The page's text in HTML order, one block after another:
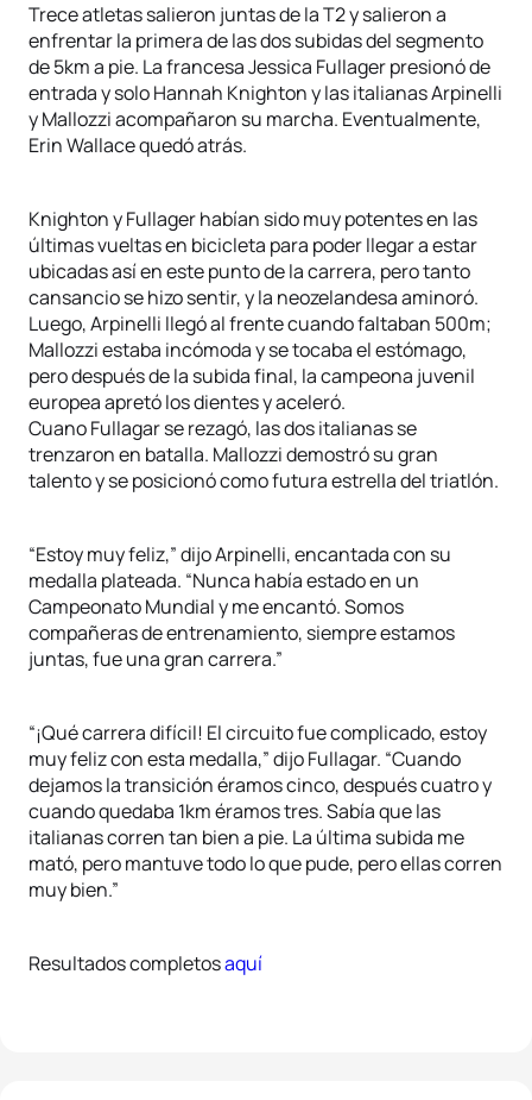
Trece atletas salieron juntas de la T2 y salieron a
enfrentar la primera de las dos subidas del segmento
de 5km a pie. La francesa Jessica Fullager presionó de
entrada y solo Hannah Knighton y las italianas Arpinelli
y Mallozzi acompañaron su marcha. Eventualmente,
Erin Wallace quedó atrás.
Knighton y Fullager habían sido muy potentes en las
últimas vueltas en bicicleta para poder llegar a estar
ubicadas así en este punto de la carrera, pero tanto
cansancio se hizo sentir, y la neozelandesa aminoró.
Luego, Arpinelli llegó al frente cuando faltaban 500m;
Mallozzi estaba incómoda y se tocaba el estómago,
pero después de la subida final, la campeona juvenil
europea apretó los dientes y aceleró.
Cuano Fullagar se rezagó, las dos italianas se
trenzaron en batalla. Mallozzi demostró su gran
talento y se posicionó como futura estrella del triatlón.
“Estoy muy feliz,” dijo Arpinelli, encantada con su
medalla plateada. “Nunca había estado en un
Campeonato Mundial y me encantó. Somos
compañeras de entrenamiento, siempre estamos
juntas, fue una gran carrera.”
“¡Qué carrera difícil! El circuito fue complicado, estoy
muy feliz con esta medalla,” dijo Fullagar. “Cuando
dejamos la transición éramos cinco, después cuatro y
cuando quedaba 1km éramos tres. Sabía que las
italianas corren tan bien a pie. La última subida me
mató, pero mantuve todo lo que pude, pero ellas corren
muy bien.”
Resultados completosaquí